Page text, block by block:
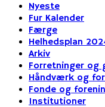
Nyeste
Fur Kalender
Færge
Helhedsplan
Arkiv
Forretninger og
Håndværk og
Fonde og
Institutioner